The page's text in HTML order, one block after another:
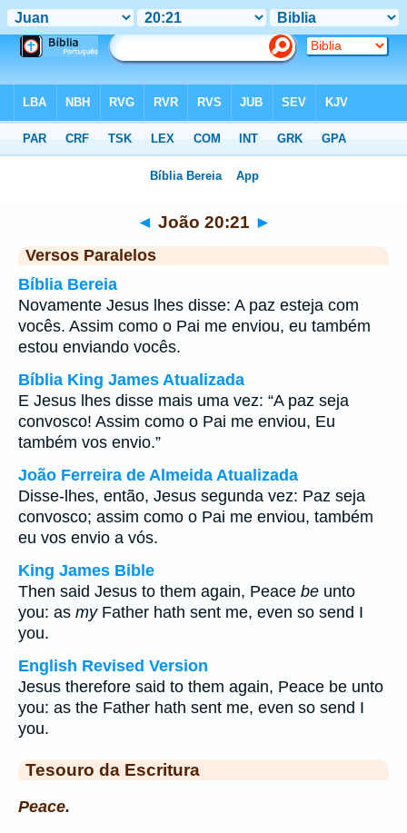
◄ João 20:21 ►
Versos Paralelos
Bíblia Bereia
Novamente Jesus lhes disse: A paz esteja com
vocês. Assim como o Pai me enviou, eu também
estou enviando vocês.
Bíblia King James Atualizada
E Jesus lhes disse mais uma vez: “A paz seja
convosco! Assim como o Pai me enviou, Eu
também vos envio.”
João Ferreira de Almeida Atualizada
Disse-lhes, então, Jesus segunda vez: Paz seja
convosco; assim como o Pai me enviou, também
eu vos envio a vós.
King James Bible
Then said Jesus to them again, Peace be unto
you: as myFather hath sent me, even so send I
you.
English Revised Version
Jesus therefore said to them again, Peace be unto
you: as the Father hath sent me, even so send I
you.
Tesouro da Escritura
Peace.